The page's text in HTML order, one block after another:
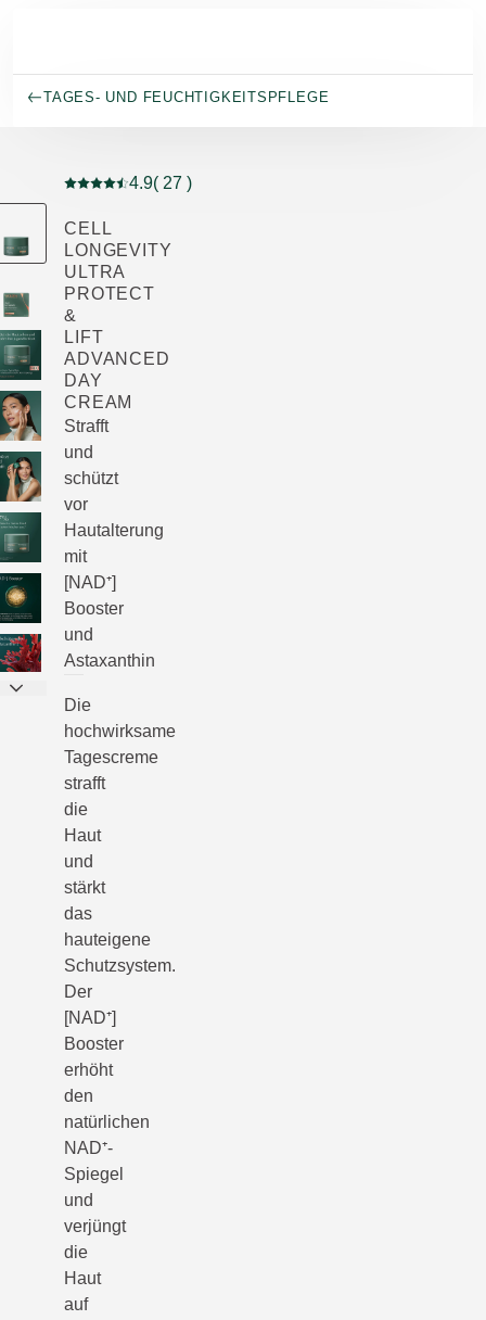
TAGES- UND FEUCHTIGKEITSPFLEGE
Aktuelle Bewertung: 4.9 von 5 Sternen bewertet von
4.9( 27 )
CELL
LONGEVITY
ULTRA
PROTECT
&
LIFT
ADVANCED
DAY
CREAM
Strafft
und
schützt
vor
Hautalterung
mit
[NAD⁺]
Booster
und
Astaxanthin
Die
hochwirksame
Tagescreme
strafft
die
Haut
und
stärkt
das
hauteigene
Schutzsystem.
Der
[NAD⁺]
Booster
erhöht
den
natürlichen
NAD⁺-
Spiegel
und
verjüngt
die
Haut
auf